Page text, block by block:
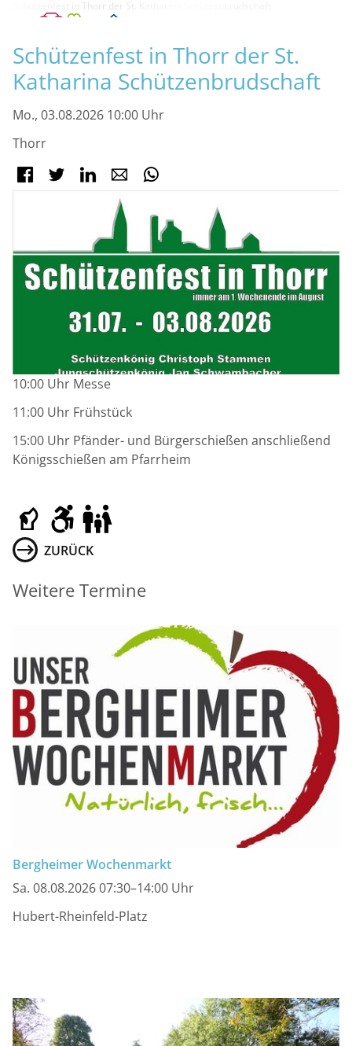
Schützenfest in Thorr der St. Katharina Schützenbrudschaft
Schützenfest in Thorr der St.
Katharina Schützenbrudschaft
Mo., 03.08.2026 10:00 Uhr
Thorr
Facebook
Twitter LinkedInE-mail
10:00 Uhr Messe
11:00 Uhr Frühstück
15:00 Uhr Pfänder- und Bürgerschießen anschließend
Königsschießen am Pfarrheim
ZURÜCK
Weitere Termine
Bergheimer Wochenmarkt
Sa. 08.08.2026 07:30–14:00 Uhr
Hubert-Rheinfeld-Platz